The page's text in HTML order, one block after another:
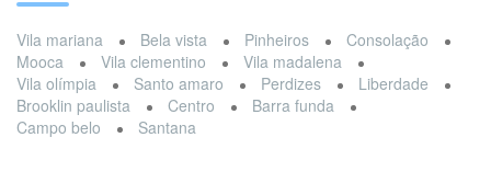
Vila mariana Bela vista Pinheiros
Consolação
Mooca
Vila clementino
Vila madalena
Vila olímpia
Santo amaro Perdizes
Liberdade
Brooklin paulista
Centro
Barra funda
Campo belo
Santana